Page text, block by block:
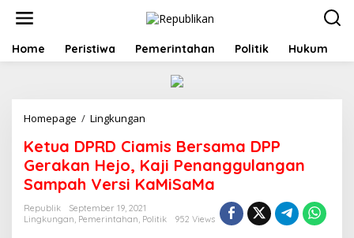
t
Home Peristiwa Pemerintahan Politik Hukum
Homepage / Lingkungan
t
u
a
D
R
Ketua DPRD Ciamis Bersama DPP
Gerakan Hejo, Kaji Penanggulangan
Sampah Versi KaMiSaMa
Republik
September 19, 2021
Lingkungan, Pemerintahan, Politik 952 Views